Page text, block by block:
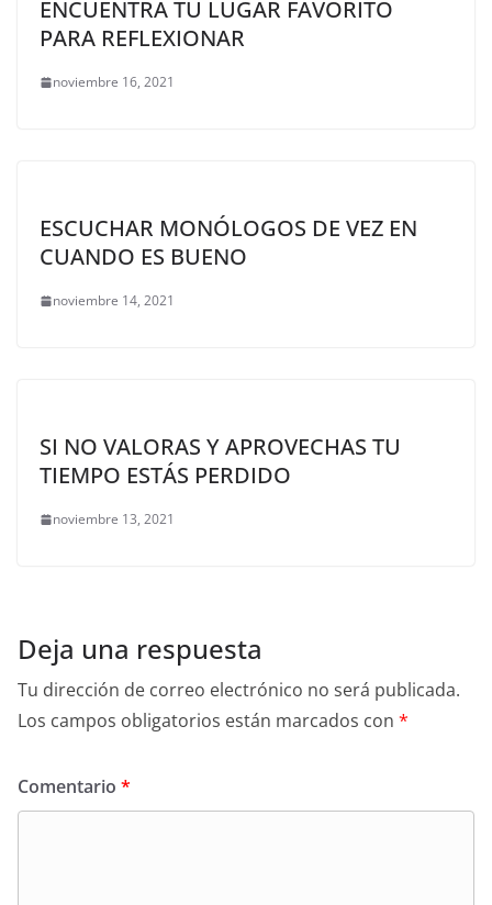
ENCUENTRA TU LUGAR FAVORITO
PARA REFLEXIONAR
noviembre 16, 2021
ESCUCHAR MONÓLOGOS DE VEZ EN
CUANDO ES BUENO
noviembre 14, 2021
SI NO VALORAS Y APROVECHAS TU
TIEMPO ESTÁS PERDIDO
noviembre 13, 2021
Deja una respuesta
Tu dirección de correo electrónico no será publicada.
Los campos obligatorios están marcados con *
Comentario *